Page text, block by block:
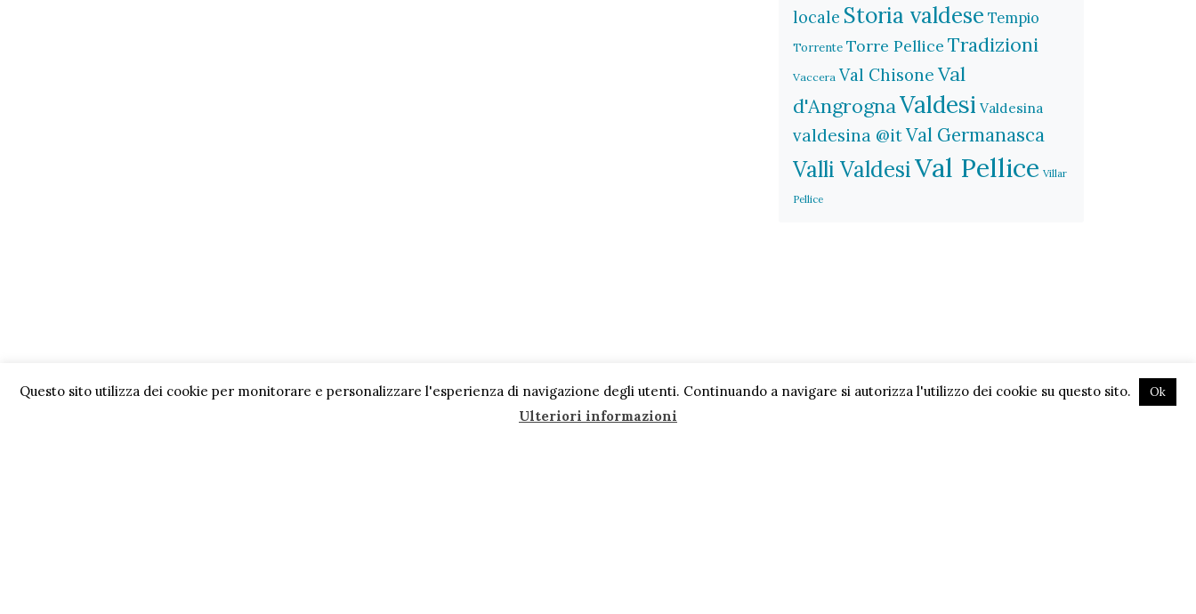
locale Storia valdese Tempio
Torrente Torre Pellice Tradizioni
Vaccera Val Chisone Val
d'AngrognaValdesi Valdesina
valdesina @itVal Germanasca
Valli ValdesiVal Pellice Villar
Pellice
Questo sito utilizza dei cookie per monitorare e personalizzare l'esperienza di navigazione degli utenti. Continuando a navigare si autorizza l'utilizzo dei cookie su questo sito. Ok
Ulteriori informazioni